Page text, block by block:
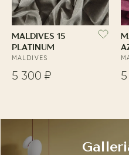
MALDIVES 15
PLATINUM
MALDIVES
5 300 ₽